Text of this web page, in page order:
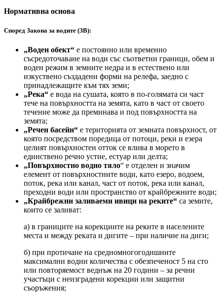
Нормативна основа
Според Закона за водите (ЗВ):
„Воден обект“ е постоянно или временно
съсредоточаване на води със съответни граници, обем и
воден режим в земните недра и в естествено или
изкуствено създадени форми на релефа, заедно с
принадлежащите към тях земи;
„Река“ е вода на сушата, която в по-голямата си част
тече на повърхността на земята, като в част от своето
течение може да преминава и под повърхността на
земята;
„Речен басейн“ е територията от земната повърхност, от
която посредством поредица от потоци, реки и езера
целият повърхностен отток се влива в морето в
единствено речно устие, естуар или делта;
„Повърхностно водно тяло“ е отделен и значим
елемент от повърхностните води, като езеро, водоем,
поток, река или канал, част от поток, река или канал,
преходни води или пространство от крайбрежните води;
„Крайбрежни заливаеми ивици на реките“ са земите,
които се заливат:
а) в границите на корекциите на реките в населените
места и между реката и дигите – при наличие на диги;
б) при протичане на средномногогодишните
максимални водни количества с обезпеченост 5 на сто
или повторяемост веднъж на 20 години – за речни
участъци с неизградени корекции или защитни
съоръжения;